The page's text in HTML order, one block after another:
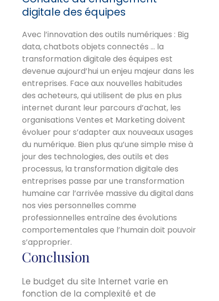
digitale des équipes
Avec l’innovation des outils numériques : Big
data, chatbots objets connectés … la
transformation digitale des équipes est
devenue aujourd’hui un enjeu majeur dans les
entreprises. Face aux nouvelles habitudes
des acheteurs, qui utilisent de plus en plus
internet durant leur parcours d’achat, les
organisations Ventes et Marketing doivent
évoluer pour s’adapter aux nouveaux usages
du numérique. Bien plus qu’une simple mise à
jour des technologies, des outils et des
processus, la transformation digitale des
entreprises passe par une transformation
humaine car l’arrivée massive du digital dans
nos vies personnelles comme
professionnelles entraîne des évolutions
comportementales que l’humain doit pouvoir
s’approprier.
Conclusion
Le budget du site Internet varie en
fonction de la complexité et de